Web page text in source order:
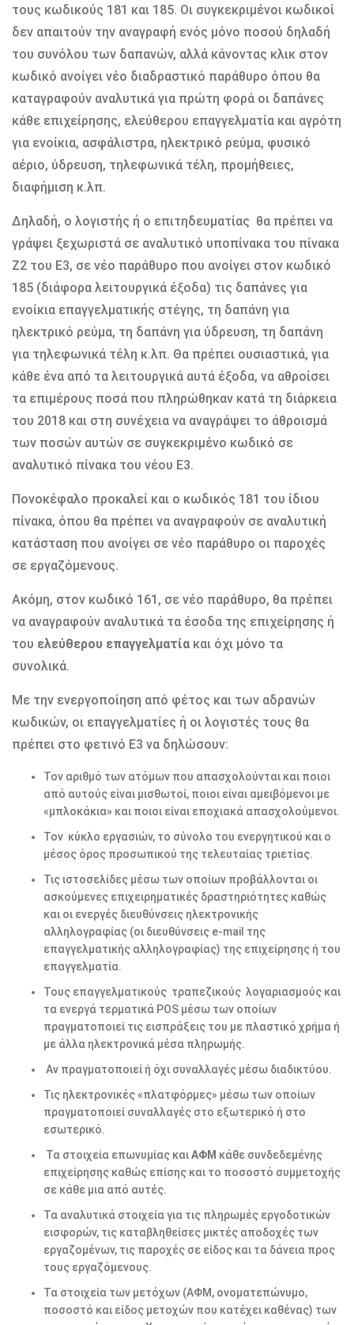
τους κωδικούς 181 και 185. Οι συγκεκριμένοι κωδικοί
δεν απαιτούν την αναγραφή ενός μόνο ποσού δηλαδή
του συνόλου των δαπανών, αλλά κάνοντας κλικ στον
κωδικό ανοίγει νέο διαδραστικό παράθυρο όπου θα
καταγραφούν αναλυτικά για πρώτη φορά οι δαπάνες
κάθε επιχείρησης, ελεύθερου επαγγελματία και αγρότη
για ενοίκια, ασφάλιστρα, ηλεκτρικό ρεύμα, φυσικό
αέριο, ύδρευση, τηλεφωνικά τέλη, προμήθειες,
διαφήμιση κ.λπ.
Δηλαδή, ο λογιστής ή ο επιτηδευματίας θα πρέπει να
γράψει ξεχωριστά σε αναλυτικό υποπίνακα του πίνακα
Ζ2 του Ε3, σε νέο παράθυρο που ανοίγει στον κωδικό
185 (διάφορα λειτουργικά έξοδα) τις δαπάνες για
ενοίκια επαγγελματικής στέγης, τη δαπάνη για
ηλεκτρικό ρεύμα, τη δαπάνη για ύδρευση, τη δαπάνη
για τηλεφωνικά τέλη κ.λπ. Θα πρέπει ουσιαστικά, για
κάθε ένα από τα λειτουργικά αυτά έξοδα, να αθροίσει
τα επιμέρους ποσά που πληρώθηκαν κατά τη διάρκεια
του 2018 και στη συνέχεια να αναγράψει το άθροισμά
των ποσών αυτών σε συγκεκριμένο κωδικό σε
αναλυτικό πίνακα του νέου Ε3.
Πονοκέφαλο προκαλεί και ο κωδικός 181 του ίδιου
πίνακα, όπου θα πρέπει να αναγραφούν σε αναλυτική
κατάσταση που ανοίγει σε νέο παράθυρο οι παροχές
σε εργαζόμενους.
Ακόμη, στον κωδικό 161, σε νέο παράθυρο, θα πρέπει
να αναγραφούν αναλυτικά τα έσοδα της επιχείρησης ή
του ελεύθερου επαγγελματία και όχι μόνο τα
συνολικά.
Με την ενεργοποίηση από φέτος και των αδρανών
κωδικών, οι επαγγελματίες ή οι λογιστές τους θα
πρέπει στο φετινό Ε3 να δηλώσουν:
Τον αριθμό των ατόμων που απασχολούνται και ποιοι
από αυτούς είναι μισθωτοί, ποιοι είναι αμειβόμενοι με
«μπλοκάκια» και ποιοι είναι εποχιακά απασχολούμενοι.
Τον κύκλο εργασιών, το σύνολο του ενεργητικού και ο
μέσος όρος προσωπικού της τελευταίας τριετίας.
Τις ιστοσελίδες μέσω των οποίων προβάλλονται οι
ασκούμενες επιχειρηματικές δραστηριότητες καθώς
και οι ενεργές διευθύνσεις ηλεκτρονικής
αλληλογραφίας (οι διευθύνσεις e-mail της
επαγγελματικής αλληλογραφίας) της επιχείρησης ή του
επαγγελματία.
Τους επαγγελματικούς τραπεζικούς λογαριασμούς και
τα ενεργά τερματικά POS μέσω των οποίων
πραγματοποιεί τις εισπράξεις του με πλαστικό χρήμα ή
με άλλα ηλεκτρονικά μέσα πληρωμής.
Αν πραγματοποιεί ή όχι συναλλαγές μέσω διαδικτύου.
Τις ηλεκτρονικές «πλατφόρμες» μέσω των οποίων
πραγματοποιεί συναλλαγές στο εξωτερικό ή στο
εσωτερικό.
Τα στοιχεία επωνυμίας καιΑΦΜ κάθε συνδεδεμένης
επιχείρησης καθώς επίσης και το ποσοστό συμμετοχής
σε κάθε μια από αυτές.
Τα αναλυτικά στοιχεία για τις πληρωμές εργοδοτικών
εισφορών, τις καταβληθείσες μικτές αποδοχές των
εργαζομένων, τις παροχές σε είδος και τα δάνεια προς
τους εργαζόμενους.
Τα στοιχεία των μετόχων (ΑΦΜ, ονοματεπώνυμο,
ποσοστό και είδος μετοχών που κατέχει καθένας) των